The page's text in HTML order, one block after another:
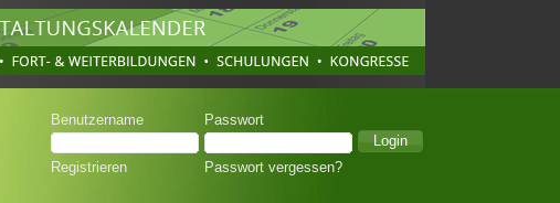
Benutzername Passwort
Registrieren Passwort vergessen?